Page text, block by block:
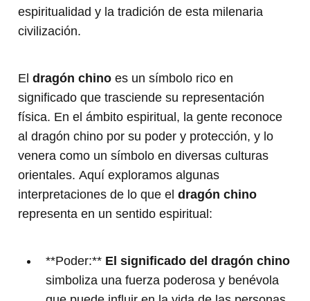
espiritualidad y la tradición de esta milenaria
civilización.
El dragón chino es un símbolo rico en
significado que trasciende su representación
física. En el ámbito espiritual, la gente reconoce
al dragón chino por su poder y protección, y lo
venera como un símbolo en diversas culturas
orientales. Aquí exploramos algunas
interpretaciones de lo que el dragón chino
representa en un sentido espiritual:
**Poder:** El significado del dragón chino
simboliza una fuerza poderosa y benévola